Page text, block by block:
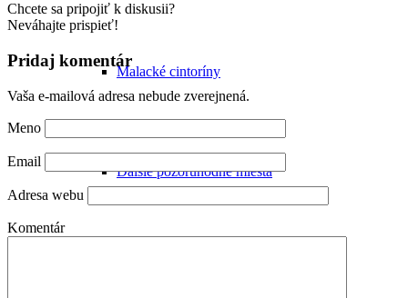
Malacké cintoríny
Ďalšie pozoruhodné miesta
Chcete sa pripojiť k diskusii?
Neváhajte prispieť!
Pridaj komentár
Vaša e-mailová adresa nebude zverejnená.
Meno
Email
Adresa webu
Komentár